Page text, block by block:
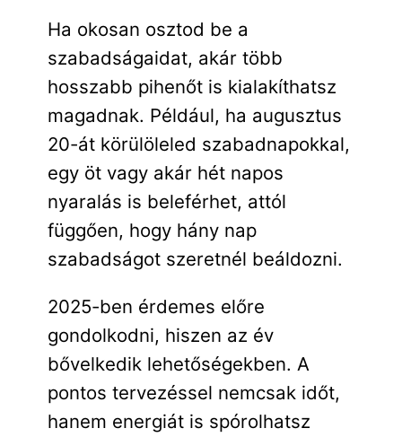
Ha okosan osztod be a
szabadságaidat, akár több
hosszabb pihenőt is kialakíthatsz
magadnak. Például, ha augusztus
20-át körülöleled szabadnapokkal,
egy öt vagy akár hét napos
nyaralás is beleférhet, attól
függően, hogy hány nap
szabadságot szeretnél beáldozni.
2025-ben érdemes előre
gondolkodni, hiszen az év
bővelkedik lehetőségekben. A
pontos tervezéssel nemcsak időt,
hanem energiát is spórolhatsz